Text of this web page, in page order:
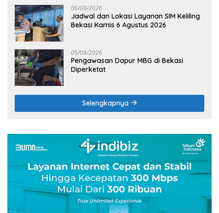
06/08/2026
Jadwal dan Lokasi Layanan SIM Keliling
Bekasi Kamis 6 Agustus 2026
05/08/2026
Pengawasan Dapur MBG di Bekasi
Diperketat
Selengkapnya